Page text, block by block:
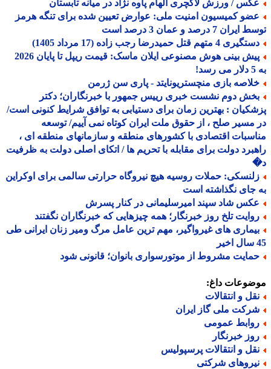
/ ورزش لاکچری الهام پاوه نژاد در میانه تابستان
کمیسیون امنیت ملی: عوارض تعیین شده برای تنگه هرمز
7 درصد و عمان 3 درصد است
4 متهم قتل حمیدرضا رجب زاده (17 مرداد 1405)
پیش بینی هوش مصنوعی ایلان ماسک: قیمت ریپل تا پایان 2026
بازی منچستریونایتد - پاری سن ژرمن
دوم نشست خبری رییس جمهور با خبرنگاران؛ دکتر
: بهترین زمان برای دستیابی به توافق شرایط کنونی است/
مسیر صلح ، از حقوق ملت ایران کوتاه نمی آییم/ توسعه
اقتصادی با کشورهای منطقه و سازمانهای منطقه ای ،
دولت برای مقابله با تحریم ها / اتکای اصلی دولت به ظرفیت
حملات روسیه هیچ نیروگاه حرارتی سالمی برای اوکراین
جای نگذاشته است
شاد سپند امیرسلیمانی در کنار پسرش
تلخ روز خبرنگار؛ همه چیزهایی که خبرنگاران نگفتند
های غیرواگیر، مهم ترین عامل مرگ ومیر زنان ایرانی طی
مشروط از موتورسواری بانوان؛ قانونی شود
داغ:
و انتقالات
ملی گاز ایران
عمومی
خبرنگار
و انتقالات پرسپولیس
شرکتی